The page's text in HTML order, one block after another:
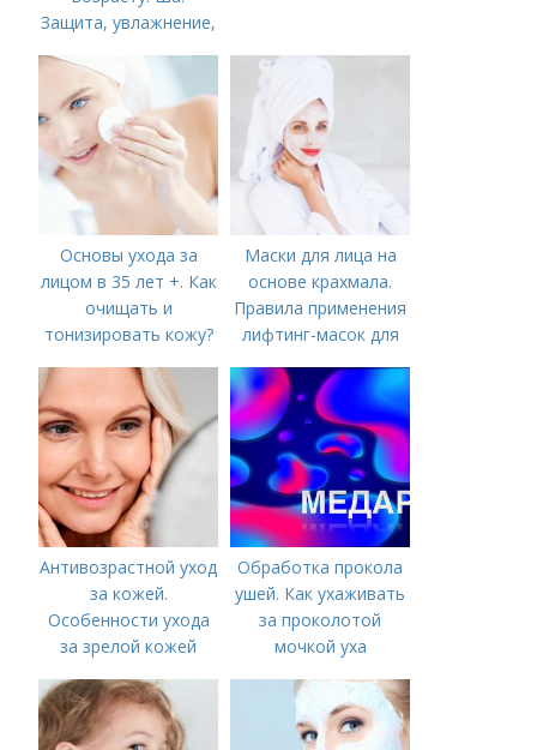
Защита, увлажнение,
Основы ухода за
лицом в 35 лет +. Как
очищать и
тонизировать кожу?
Маски для лица на
основе крахмала.
Правила применения
лифтинг-масок для
Антивозрастной уход
за кожей.
Особенности ухода
за зрелой кожей
Обработка прокола
ушей. Как ухаживать
за проколотой
мочкой уха